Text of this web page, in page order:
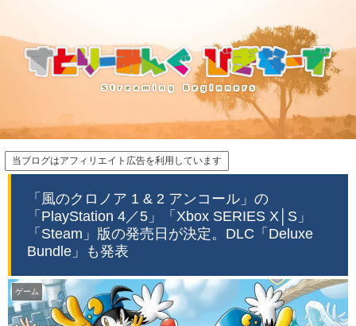
当ブログはアフィリエイト広告を利用しています
「風のクロノア 1 & 2 アンコール」の
「PlayStation 4／5」「Xbox SERIES X│S」
「Steam」版の発売日が決定。DLC「Deluxe
Bundle」も発表
ゲーム